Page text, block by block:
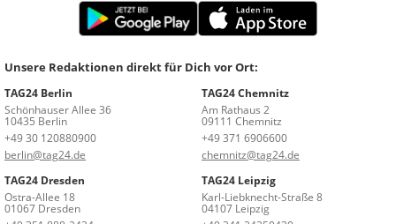
Unsere Redaktionen direkt für Dich vor Ort:
TAG24 Berlin
Schönhauser Allee 36
10435 Berlin
+49 30 120880900
berlin@tag24.de
TAG24 Chemnitz
Am Rathaus 2
09111 Chemnitz
+49 371 6906600
chemnitz@tag24.de
TAG24 Dresden
Ostra-Allee 18
01067 Dresden
TAG24 Leipzig
Karl-Liebknecht-Straße 8
04107 Leipzig